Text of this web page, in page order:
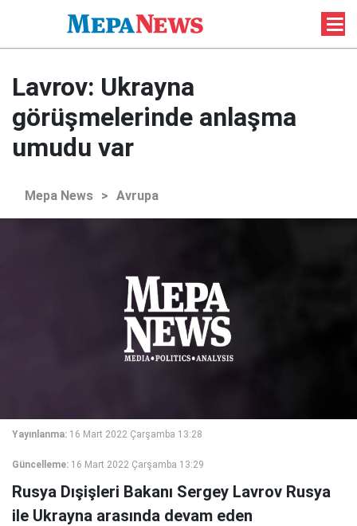
Lavrov: Ukrayna
görüşmelerinde anlaşma
umudu var
Mepa News > Avrupa
Yayınlanma: 16 Mart 2022 Çarşamba 13:28
Güncelleme: 16 Mart 2022 Çarşamba 13:29
Rusya Dışişleri Bakanı Sergey Lavrov Rusya
ile Ukrayna arasında devam eden